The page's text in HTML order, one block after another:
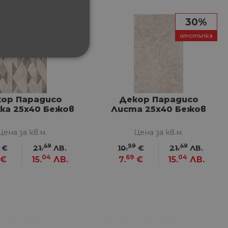
Парадисо
25x40 Бежов
за кв.м.
€
€
21.49 ЛВ.
15.04 ЛВ.
30%
отстъпка
Декор Парадисо
Листа 25x40 Бежов
Цена за кв.м.
10.99 €
7.69 €
21.49 ЛВ.
15.04 ЛВ.
ФУНКЦИОНАЛНИ
и управление на